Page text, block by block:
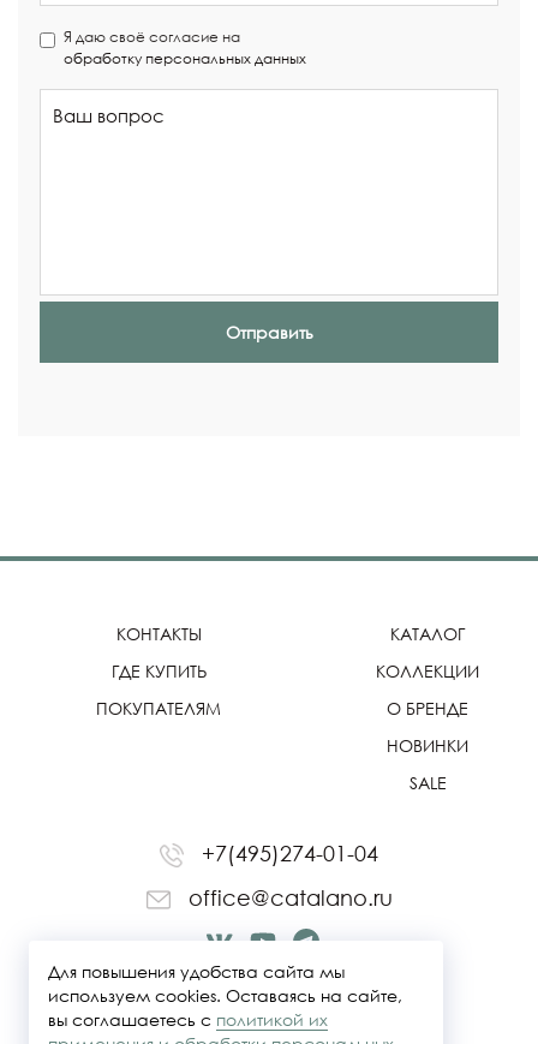
Я даю своё согласие на
обработку персональных данных
Отправить
КОНТАКТЫ
ГДЕ КУПИТЬ
ПОКУПАТЕЛЯМ
КАТАЛОГ
КОЛЛЕКЦИИ
О БРЕНДЕ
НОВИНКИ
SALE
+7(495)274-01-04
office@catalano.ru
Для повышения удобства сайта мы
используем cookies. Оставаясь на сайте,
вы соглашаетесь с политикой их